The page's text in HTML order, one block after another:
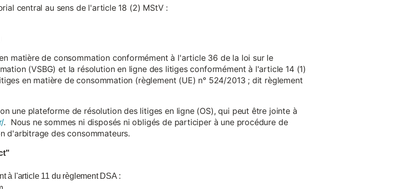
central au sens de l'article 18 (2) MStV :
matière de consommation conformément à l'article 36 de la loi sur le
(VSBG) et la résolution en ligne des litiges conformément à l'article 14 (1)
en matière de consommation (règlement (UE) n° 524/2013 ; dit règlement
une plateforme de résolution des litiges en ligne (OS), qui peut être jointe à
. Nous ne sommes ni disposés ni obligés de participer à une procédure de
d'arbitrage des consommateurs.
à l'article 11 du règlement DSA :